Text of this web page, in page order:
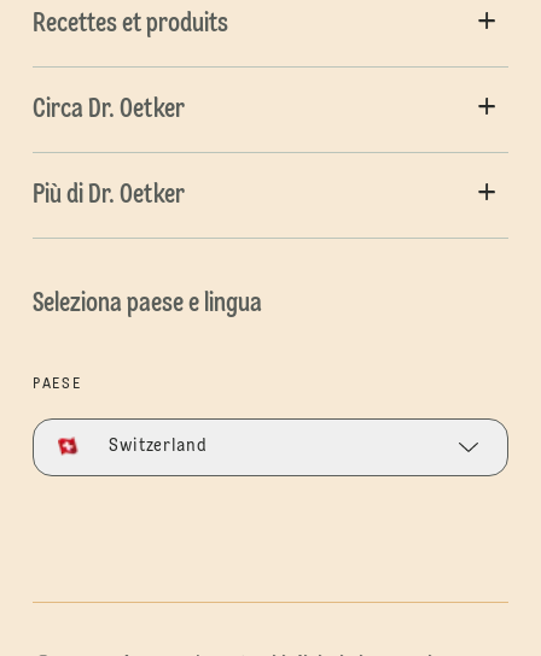
Recettes et produits
Circa Dr. Oetker
Più di Dr. Oetker
Seleziona paese e lingua
PAESE
Switzerland